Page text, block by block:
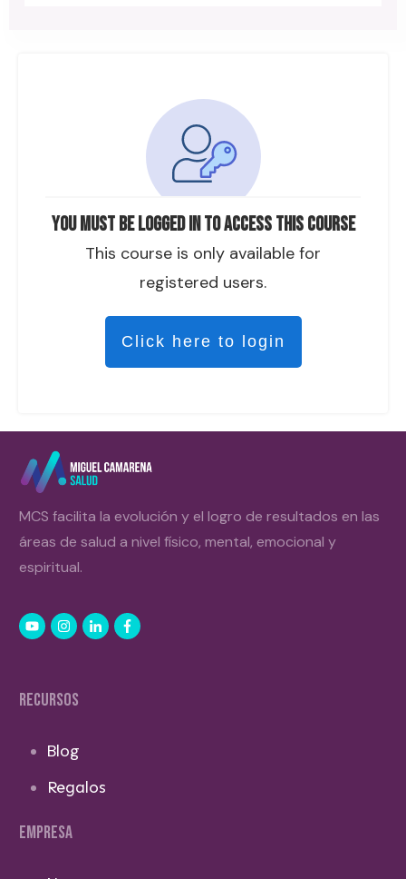
You must be logged in to access this course
This course is only available for
registered users.
Click here to login
MCS facilita la evolución y el logro de resultados en las
áreas de salud a nivel físico, mental, emocional y
espiritual.
RECURSOS
Blog
Regalos
EMPRESA